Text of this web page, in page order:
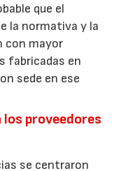
que el
la normativa y la
con mayor
fabricadas en
sede en ese
proveedores
se centraron